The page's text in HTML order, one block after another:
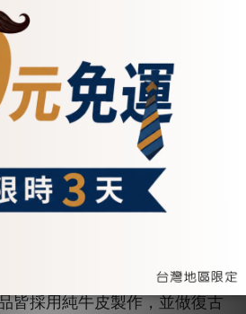
【注意事項】
長性，使用過後會更自然服貼。
,會依每人使用狀況而會厚度不同。
品尺寸為主，因每人丈量方式
不同。
差，皆屬合理範圍。
皆採用純牛皮製作，並做復古